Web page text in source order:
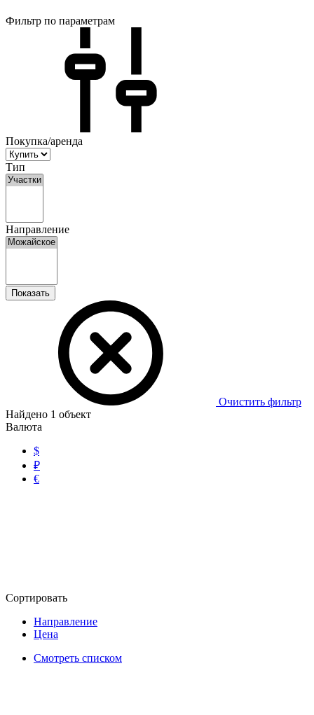
Фильтр по параметрам
Покупка/аренда
Тип
Направление
Показать
Очистить фильтр
Найдено 1 объект
Валюта
$
₽
€
Сортировать
Направление
Цена
Смотреть списком